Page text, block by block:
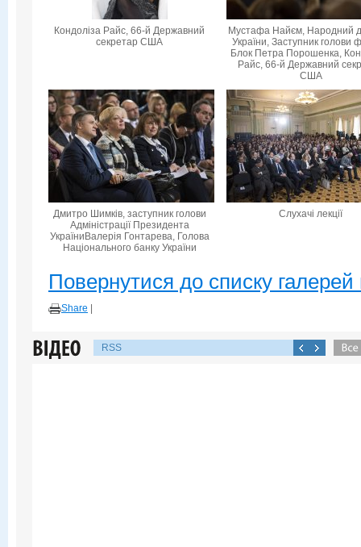
Кондоліза Райс, 66-й Державний
секретар США
Мустафа Найєм, Народний
України, Заступник голови
Блок Петра Порошенка,
Райс, 66-й Державний
США
Дмитро Шимків, заступник голови
Адміністрації Президента
УкраїниВалерія Гонтарева, Голова
Національного банку України
Слухачі лекції
Повернутися до списку галерей
Share
RSS